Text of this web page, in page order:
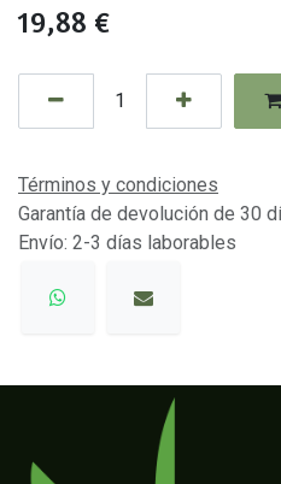
19,88 €
Términos y condiciones
Garantía de devolución de 30
Envío: 2-3 días laborables